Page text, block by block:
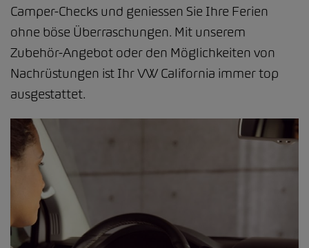
Camper-Checks und geniessen Sie Ihre Ferien
ohne böse Überraschungen. Mit unserem
Zubehör-Angebot oder den Möglichkeiten von
Nachrüstungen ist Ihr VW California immer top
ausgestattet.